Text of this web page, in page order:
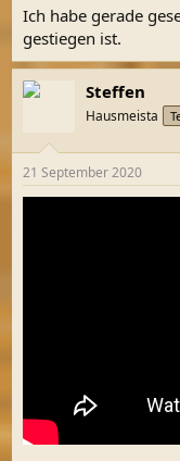
Ich habe gerade
gestiegen ist.
Steffen
Hausmeista
21 September 2020